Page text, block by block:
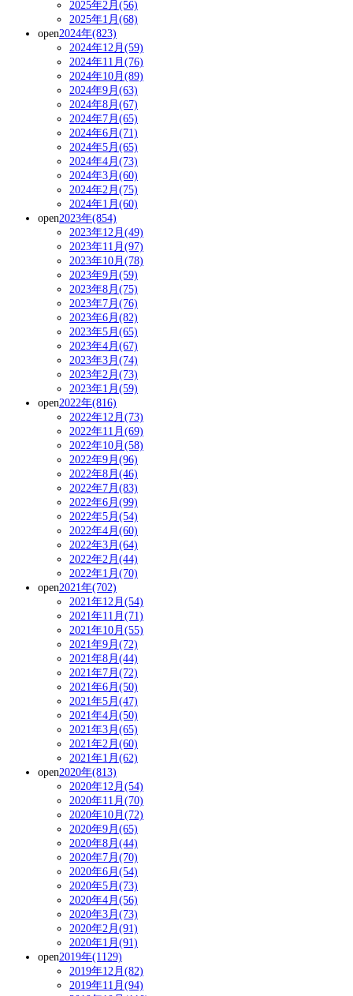
2025年2月(56)
2025年1月(68)
open2024年(823)
2024年12月(59)
2024年11月(76)
2024年10月(89)
2024年9月(63)
2024年8月(67)
2024年7月(65)
2024年6月(71)
2024年5月(65)
2024年4月(73)
2024年3月(60)
2024年2月(75)
2024年1月(60)
open2023年(854)
2023年12月(49)
2023年11月(97)
2023年10月(78)
2023年9月(59)
2023年8月(75)
2023年7月(76)
2023年6月(82)
2023年5月(65)
2023年4月(67)
2023年3月(74)
2023年2月(73)
2023年1月(59)
open2022年(816)
2022年12月(73)
2022年11月(69)
2022年10月(58)
2022年9月(96)
2022年8月(46)
2022年7月(83)
2022年6月(99)
2022年5月(54)
2022年4月(60)
2022年3月(64)
2022年2月(44)
2022年1月(70)
open2021年(702)
2021年12月(54)
2021年11月(71)
2021年10月(55)
2021年9月(72)
2021年8月(44)
2021年7月(72)
2021年6月(50)
2021年5月(47)
2021年4月(50)
2021年3月(65)
2021年2月(60)
2021年1月(62)
open2020年(813)
2020年12月(54)
2020年11月(70)
2020年10月(72)
2020年9月(65)
2020年8月(44)
2020年7月(70)
2020年6月(54)
2020年5月(73)
2020年4月(56)
2020年3月(73)
2020年2月(91)
2020年1月(91)
open2019年(1129)
2019年12月(82)
2019年11月(94)